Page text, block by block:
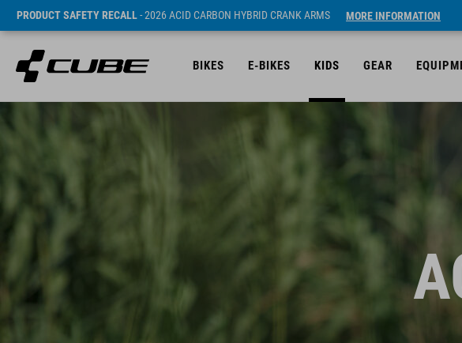
PRODUCT SAFETY RECALL- 2026 ACID CARBON HYBRID CRANK ARMS MORE INFORMATION
BIKES E-BIKES KIDS GEAR